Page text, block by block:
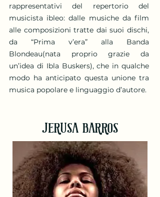
rappresentativi del repertorio del
musicista ibleo: dalle musiche da film
alle composizioni tratte dai suoi dischi,
da “Prima v’era” alla Banda
Blondeau(nata proprio grazie da
un’idea di Ibla Buskers), che in qualche
modo ha anticipato questa unione tra
musica popolare e linguaggio d’autore.
JERUSA BARROS